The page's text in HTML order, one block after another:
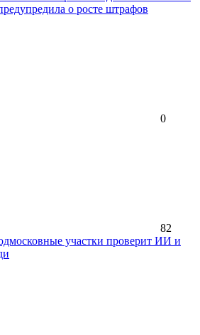
о росте штрафов
0
82
участки проверит ИИ и